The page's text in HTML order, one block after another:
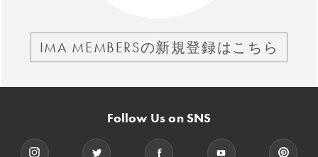
IMA MEMBERSの新規登録はこちら
Follow Us on SNS